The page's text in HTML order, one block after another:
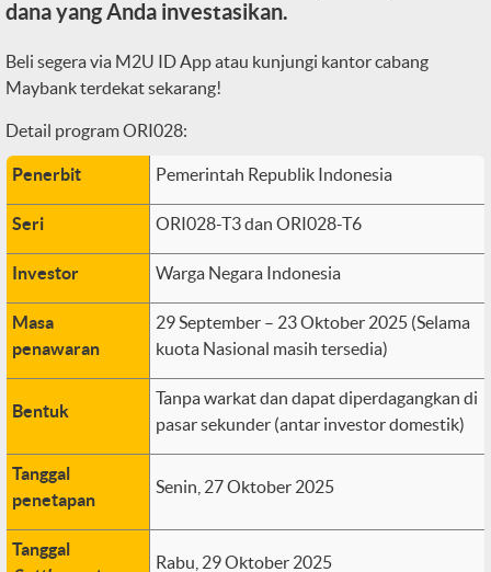
dana yang Anda investasikan.
Beli segera via M2U ID App atau kunjungi kantor cabang
Maybank terdekat sekarang!
Detail program ORI028:
Penerbit Pemerintah Republik Indonesia
Seri ORI028-T3 dan ORI028-T6
Investor Warga Negara Indonesia
Masa
penawaran
29 September – 23 Oktober 2025 (Selama
kuota Nasional masih tersedia)
Bentuk
Tanpa warkat dan dapat diperdagangkan di
pasar sekunder (antar investor domestik)
Tanggal
penetapan
Senin, 27 Oktober 2025
Tanggal
Rabu, 29 Oktober 2025